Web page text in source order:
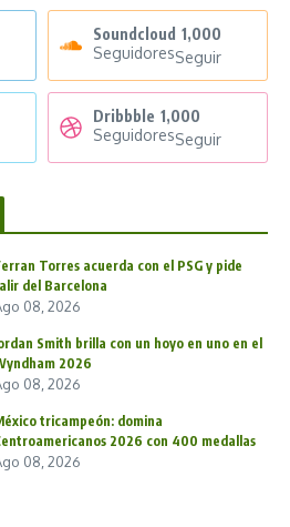
Soundcloud 1,000
SeguidoresSeguir
Dribbble 1,000
SeguidoresSeguir
Torres acuerda con el PSG y pide
del Barcelona
08, 2026
Smith brilla con un hoyo en uno en el
2026
08, 2026
tricampeón: domina
2026 con 400 medallas
08, 2026